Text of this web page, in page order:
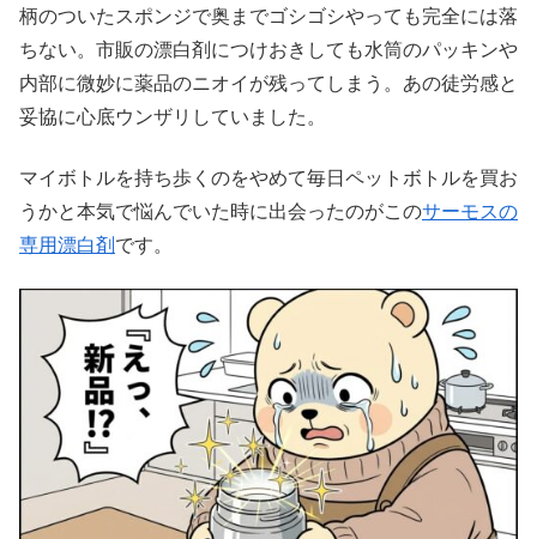
柄のついたスポンジで奥までゴシゴシやっても完全には落
ちない。市販の漂白剤につけおきしても水筒のパッキンや
内部に微妙に薬品のニオイが残ってしまう。あの徒労感と
妥協に心底ウンザリしていました。
マイボトルを持ち歩くのをやめて毎日ペットボトルを買お
うかと本気で悩んでいた時に出会ったのがこのサーモスの
専用漂白剤 です。